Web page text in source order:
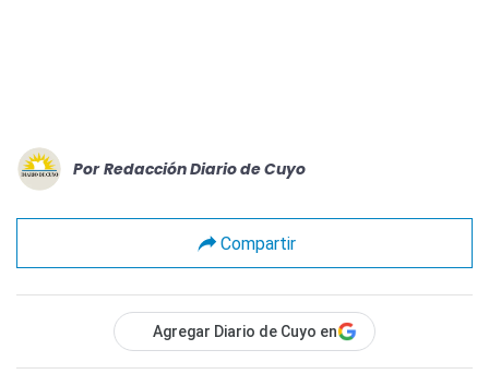
Por Redacción Diario de Cuyo
Compartir
Agregar Diario de Cuyo en